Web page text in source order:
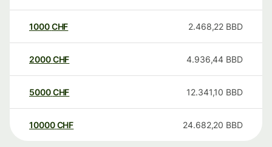
1000CHF 2.468,22 BBD
2000CHF 4.936,44 BBD
5000CHF 12.341,10 BBD
10000 CHF 24.682,20 BBD